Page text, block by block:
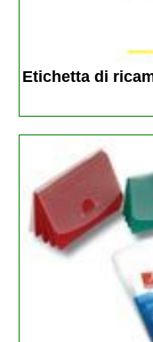
Etichetta di